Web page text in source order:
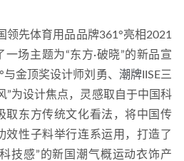
领先体育用品品牌361°亮相2021
场主题为“东方·破晓”的新品宣
金顶奖设计师刘勇、 潮牌IISE三
”为设计焦点，灵感取自于中国科
取东方传统文化看法，将中国传
效性子料举行连系运用，打造了
技感”的新国潮气概运动衣饰产